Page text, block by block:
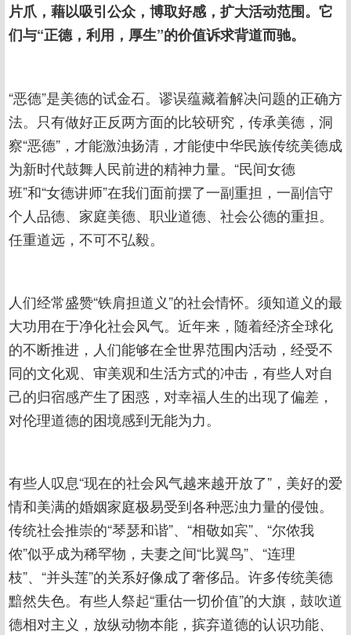
片爪，藉以吸引公众，博取好感，扩大活动范围。它
们与“正德，利用，厚生”的价值诉求背道而驰。
“恶德”是美德的试金石。谬误蕴藏着解决问题的正确方
法。只有做好正反两方面的比较研究，传承美德，洞
察“恶德”，才能激浊扬清，才能使中华民族传统美德成
为新时代鼓舞人民前进的精神力量。“民间女德
班”和“女德讲师”在我们面前摆了一副重担，一副信守
个人品德、家庭美德、职业道德、社会公德的重担。
任重道远，不可不弘毅。
人们经常盛赞“铁肩担道义”的社会情怀。须知道义的最
大功用在于净化社会风气。近年来，随着经济全球化
的不断推进，人们能够在全世界范围内活动，经受不
同的文化观、审美观和生活方式的冲击，有些人对自
己的归宿感产生了困惑，对幸福人生的出现了偏差，
对伦理道德的困境感到无能为力。
有些人叹息“现在的社会风气越来越开放了”，美好的爱
情和美满的婚姻家庭极易受到各种恶浊力量的侵蚀。
传统社会推崇的“琴瑟和谐”、“相敬如宾”、“尔侬我
侬”似乎成为稀罕物，夫妻之间“比翼鸟”、“连理
枝”、“并头莲”的关系好像成了奢侈品。许多传统美德
黯然失色。有些人祭起“重估一切价值”的大旗，鼓吹道
德相对主义，放纵动物本能，摈弃道德的认识功能、